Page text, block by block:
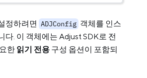
정하려면 ADJConfig 객체를 인스
다. 이 객체에는 Adjust SDK로 전
한 읽기 전용 구성 옵션이 포함되